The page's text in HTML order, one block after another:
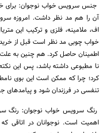
جنس سرویس خواب نوجوان: برای
آن را هم مد نظر داشت. امروزه
اف، ملامینه، فلزی و ترکیب این
خواب چوبی مد نظر است قبل از
اطمینان حاصل کرد. هم چنین به
نا مطبوعی داشته باشد، پس این
کرد؛ چرا که ممکن است این بوی
تنفسی در فرزندان شود و پیامدهای
رنگ سرویس خواب نوجوان: رنگ
اهمیت است. نوجوانان در اتاقی